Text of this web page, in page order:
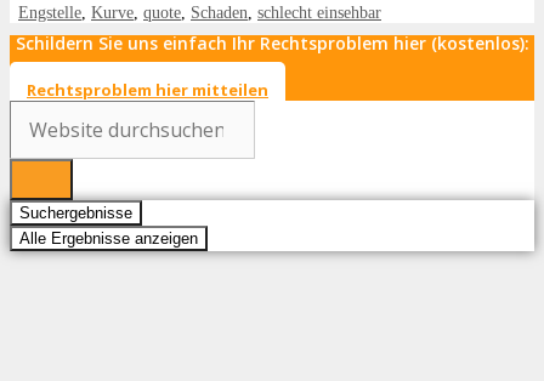
Engstelle, Kurve, quote, Schaden, schlecht einsehbar
Schildern Sie uns einfach Ihr Rechtsproblem hier (kostenlos):
Rechtsproblem hier mitteilen
Suchergebnisse
Alle Ergebnisse anzeigen